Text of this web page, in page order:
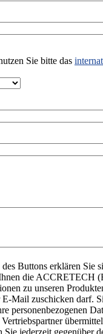
Sie bitte das
Buttons erklären Sie
die ACCRETECH
zu unseren
E-Mail zuschicken darf.
personenbezogenen
jederzeit gegenüber